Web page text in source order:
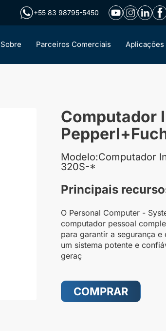
+55 83 98795-5450
Sobre Parceiros Comerciais Aplicações
Computador
Modelo:Computador
320S-*
Principais
O Personal Computer -
computador pessoal
para garantir a segurança
um sistema potente e
geraç
COMPRAR